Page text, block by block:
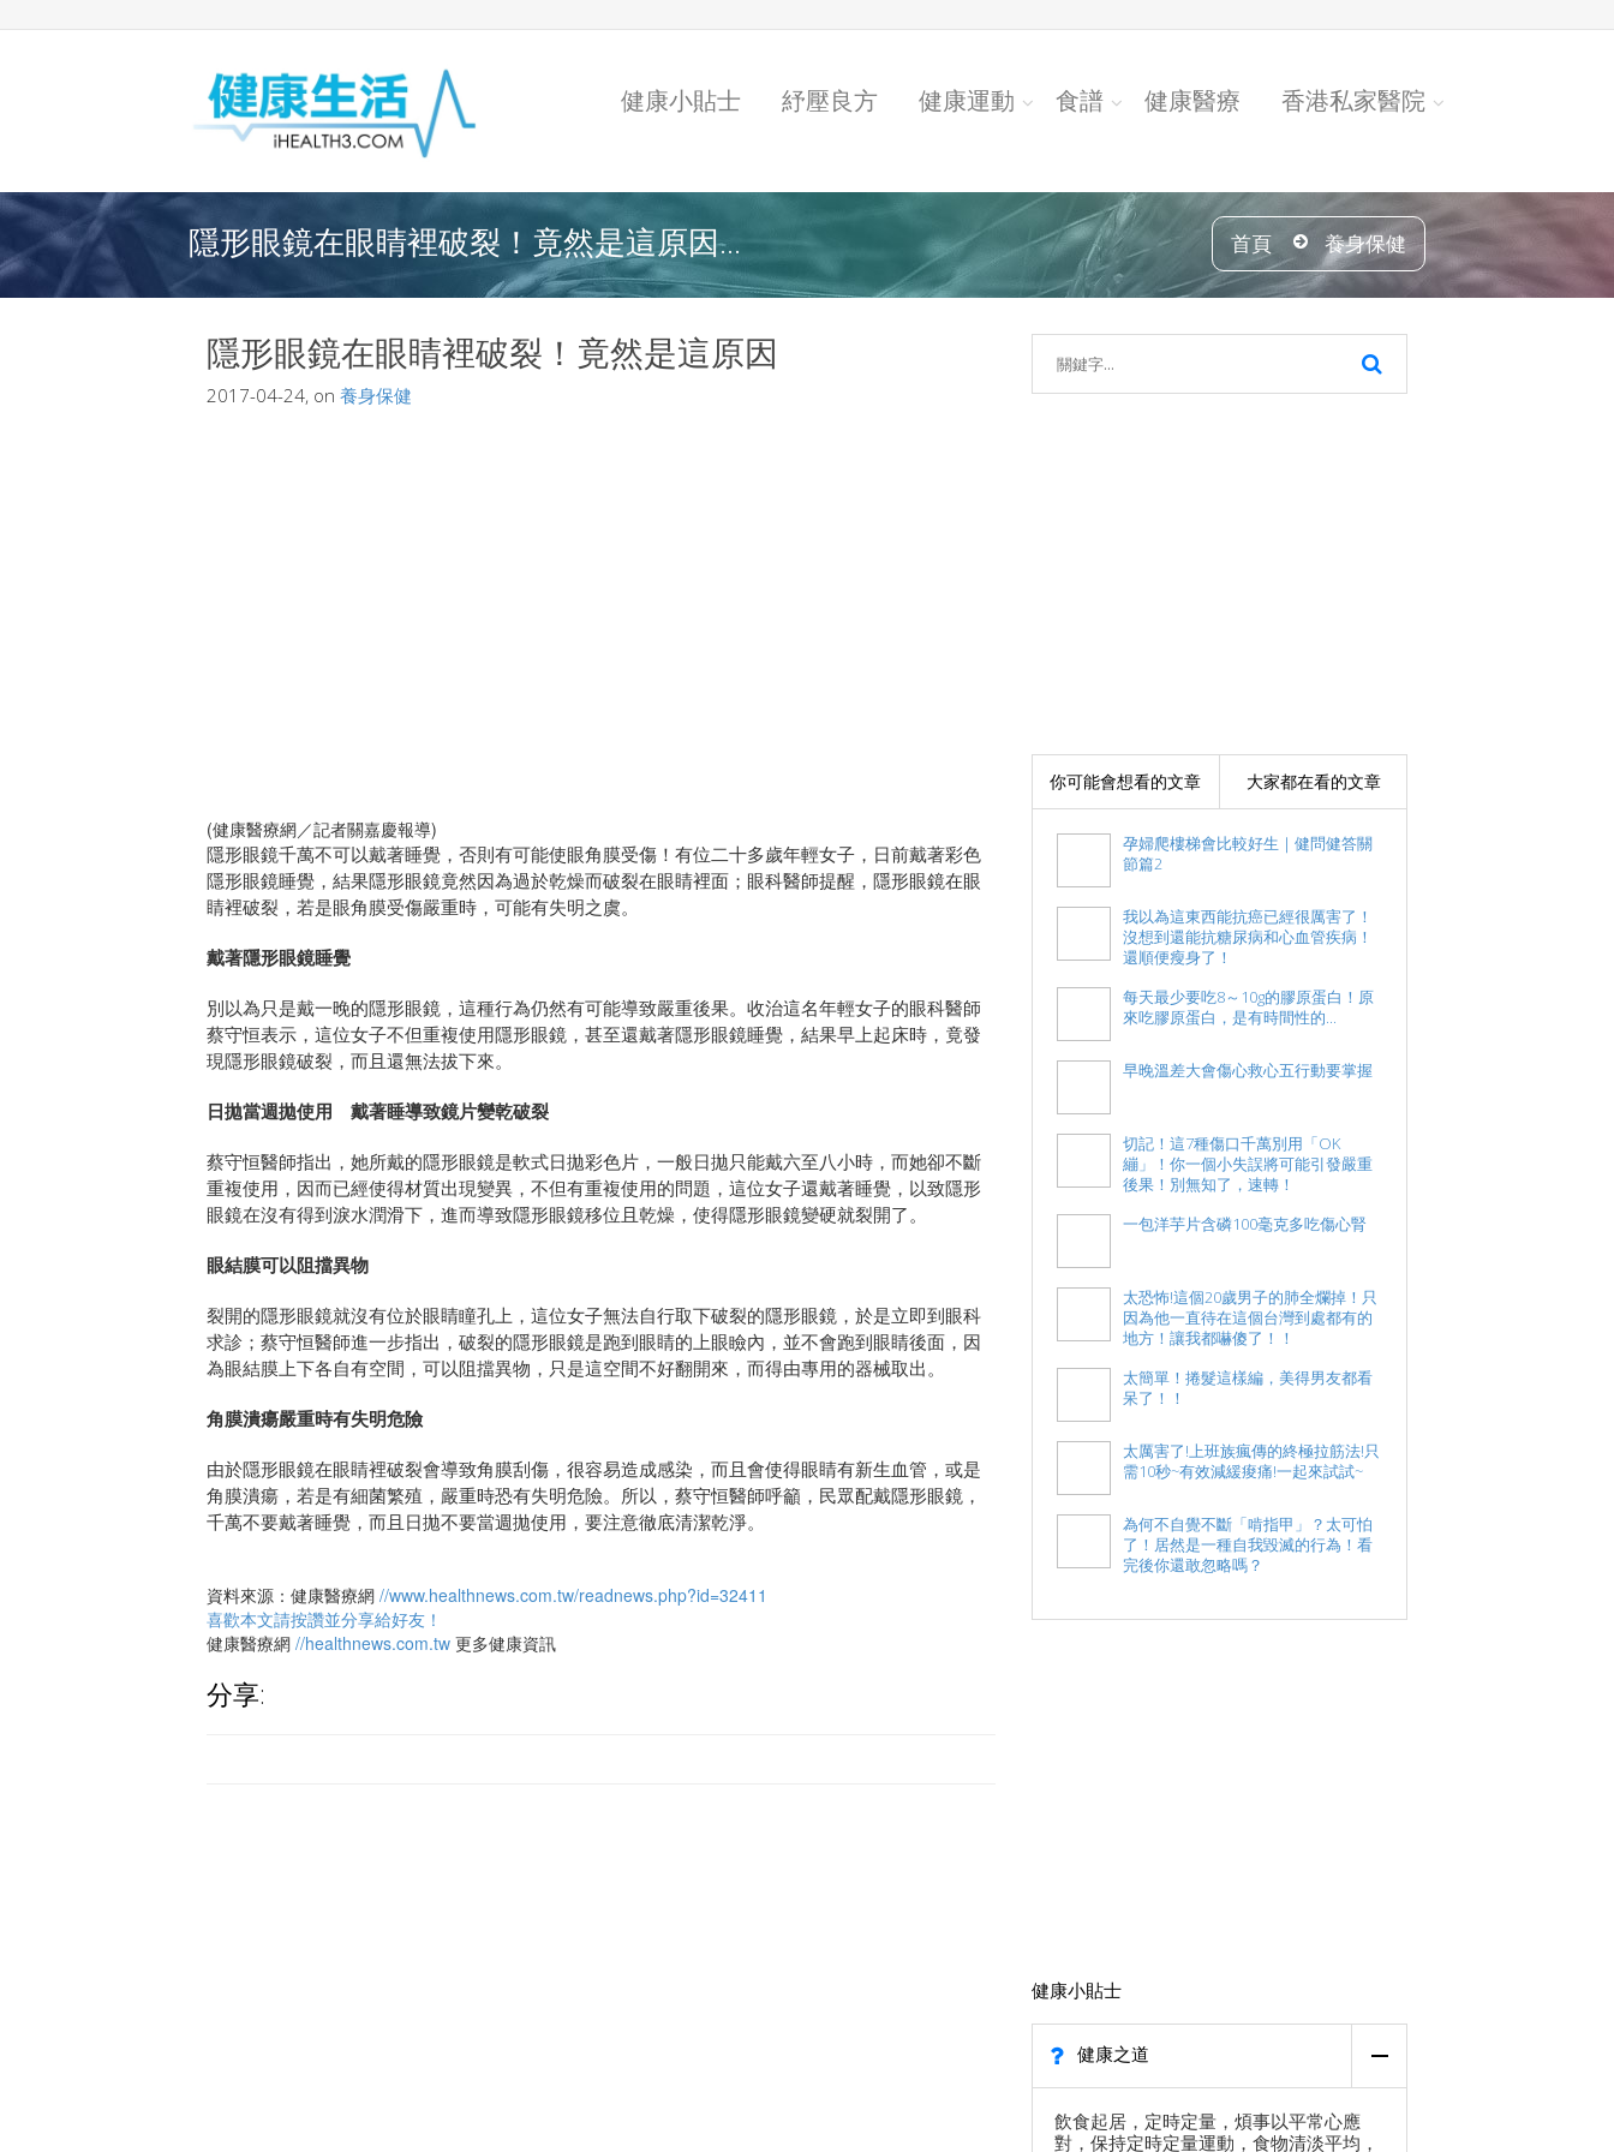
健康小貼士 紓壓良方 健康運動 食譜 健康醫療 香港私家醫院
隱形眼鏡在眼睛裡破裂！竟然是這原因... 首頁 養身保健
隱形眼鏡在眼睛裡破裂！竟然是這原因
2017-04-24, on 養身保健
(健康醫療網／記者關嘉慶報導)
隱形眼鏡千萬不可以戴著睡覺，否則有可能使眼角膜受傷！有位二十多歲年輕女子，日前戴著彩色
隱形眼鏡睡覺，結果隱形眼鏡竟然因為過於乾燥而破裂在眼睛裡面；眼科醫師提醒，隱形眼鏡在眼
睛裡破裂，若是眼角膜受傷嚴重時，可能有失明之虞。
戴著隱形眼鏡睡覺
別以為只是戴一晚的隱形眼鏡，這種行為仍然有可能導致嚴重後果。收治這名年輕女子的眼科醫師
蔡守恒表示，這位女子不但重複使用隱形眼鏡，甚至還戴著隱形眼鏡睡覺，結果早上起床時，竟發
現隱形眼鏡破裂，而且還無法拔下來。
日拋當週拋使用 戴著睡導致鏡片變乾破裂
蔡守恒醫師指出，她所戴的隱形眼鏡是軟式日拋彩色片，一般日拋只能戴六至八小時，而她卻不斷
重複使用，因而已經使得材質出現變異，不但有重複使用的問題，這位女子還戴著睡覺，以致隱形
眼鏡在沒有得到淚水潤滑下，進而導致隱形眼鏡移位且乾燥，使得隱形眼鏡變硬就裂開了。
眼結膜可以阻擋異物
裂開的隱形眼鏡就沒有位於眼睛瞳孔上，這位女子無法自行取下破裂的隱形眼鏡，於是立即到眼科
求診；蔡守恒醫師進一步指出，破裂的隱形眼鏡是跑到眼睛的上眼瞼內，並不會跑到眼睛後面，因
為眼結膜上下各自有空間，可以阻擋異物，只是這空間不好翻開來，而得由專用的器械取出。
角膜潰瘍嚴重時有失明危險
由於隱形眼鏡在眼睛裡破裂會導致角膜刮傷，很容易造成感染，而且會使得眼睛有新生血管，或是
角膜潰瘍，若是有細菌繁殖，嚴重時恐有失明危險。所以，蔡守恒醫師呼籲，民眾配戴隱形眼鏡，
千萬不要戴著睡覺，而且日拋不要當週拋使用，要注意徹底清潔乾淨。
資料來源：健康醫療網 //www.healthnews.com.tw/readnews.php?id=32411
喜歡本文請按讚並分享給好友！
健康醫療網 //healthnews.com.tw 更多健康資訊
分享:
你可能會想看的文章 大家都在看的文章
孕婦爬樓梯會比較好生｜健問健答關
節篇2
我以為這東西能抗癌已經很厲害了！
沒想到還能抗糖尿病和心血管疾病！
還順便瘦身了！
每天最少要吃8～10g的膠原蛋白！原
來吃膠原蛋白，是有時間性的...
早晚溫差大會傷心救心五行動要掌握
切記！這7種傷口千萬別用「OK
繃」！你一個小失誤將可能引發嚴重
後果！別無知了，速轉！
一包洋芋片含磷100毫克多吃傷心腎
太恐怖!這個20歲男子的肺全爛掉！只
因為他一直待在這個台灣到處都有的
地方！讓我都嚇傻了！！
太簡單！捲髮這樣編，美得男友都看
呆了！！
太厲害了!上班族瘋傳的終極拉筋法!只
需10秒~有效減緩痠痛!一起來試試~
為何不自覺不斷「啃指甲」？太可怕
了！居然是一種自我毀滅的行為！看
完後你還敢忽略嗎？
健康小貼士
健康之道
飲食起居，定時定量，煩事以平常心應
對，保持定時定量運動，食物清淡平均，